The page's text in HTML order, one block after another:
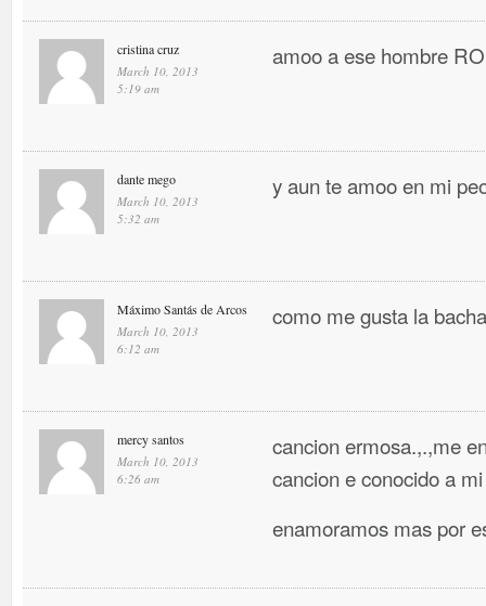
cristina cruz
March 10, 2013
5:19 am
amoo a ese hombre
dante mego
March 10, 2013
5:32 am
y aun te amoo en mi
Máximo Santás de Arcos
March 10, 2013
6:12 am
como me gusta la
mercy santos
March 10, 2013
6:26 am
cancion ermosa.,.,me
cancion e conocido a
enamoramos mas por